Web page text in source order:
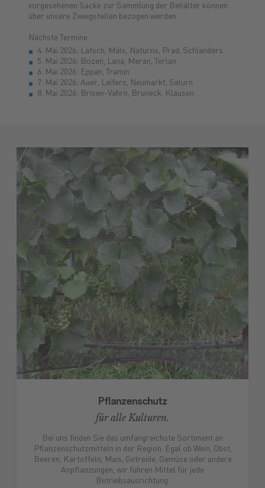
vorgesehenen Säcke zur Sammlung der Behälter können
über unsere Zweigstellen bezogen werden.
Nächste Termine
4. Mai 2026: Latsch, Mals, Naturns, Prad, Schlanders
5. Mai 2026: Bozen, Lana, Meran, Terlan
6. Mai 2026: Eppan, Tramin
7. Mai 2026: Auer, Leifers, Neumarkt, Salurn
8. Mai 2026: Brixen-Vahrn, Bruneck, Klausen
Pflanzenschutz
für alle Kulturen.
Bei uns finden Sie das umfangreichste Sortiment an
Pflanzenschutzmitteln in der Region. Egal ob Wein, Obst,
Beeren, Kartoffeln, Mais, Getreide, Gemüse oder andere
Anpflanzungen, wir führen Mittel für jede
Betriebsausrichtung.